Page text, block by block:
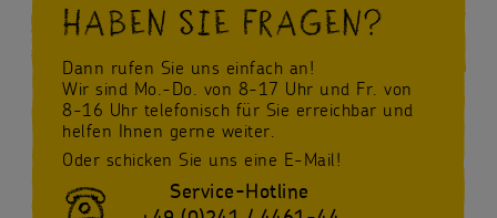
HABEN SIE FRAGEN?
Dann rufen Sie uns einfach an!
Wir sind Mo.-Do. von 8-17 Uhr und Fr. von
8-16 Uhr telefonisch für Sie erreichbar und
helfen Ihnen gerne weiter.
Oder schicken Sie uns eine E-Mail!
Service-Hotline